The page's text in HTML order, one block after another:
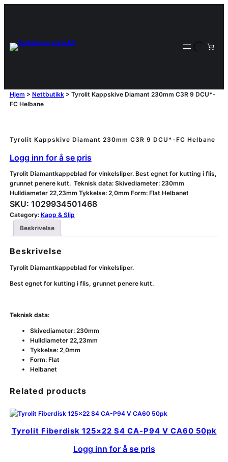
Hjem > Nettbutikk> Tyrolit Kappskive Diamant 230mm C3R 9 DCU*-
FC Helbane
Tyrolit Kappskive Diamant 230mm C3R 9 DCU*-FC Helbane
Logg inn for å se pris
Tyrolit Diamantkappeblad for vinkelsliper. Best egnet for kutting i flis,
grunnet penere kutt. Teknisk data: Skivediameter: 230mm
Hulldiameter 22,23mm Tykkelse: 2,0mm Form: Flat Helbanet
SKU: 1029934501468
Category: Kapp & Slip
Beskrivelse
Beskrivelse
Tyrolit Diamantkappeblad for vinkelsliper.
Best egnet for kutting i flis, grunnet penere kutt.
Teknisk data:
Skivediameter: 230mm
Hulldiameter 22,23mm
Tykkelse: 2,0mm
Form: Flat
Helbanet
Related products
Tyrolit Fiberdisk 125×22 S4 CA-P94 V CA60 50pk
Logg inn for å se pris